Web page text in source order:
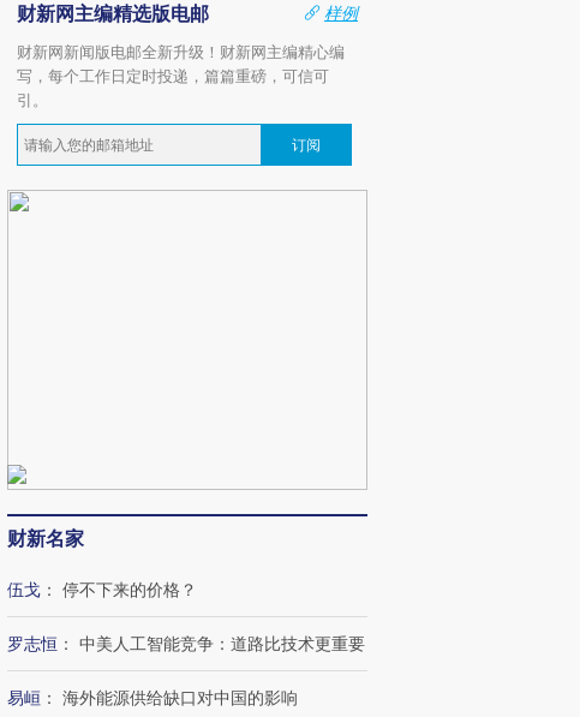
财新网主编精选版电邮
样例
财新网新闻版电邮全新升级！财新网主编精心编
写，每个工作日定时投递，篇篇重磅，可信可
引。
订阅
财新名家
伍戈 ： 停不下来的价格？
罗志恒 ： 中美人工智能竞争：道路比技术更重要
易峘 ： 海外能源供给缺口对中国的影响